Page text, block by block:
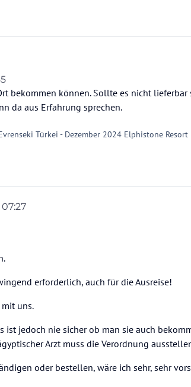
bekommen können. Sollte es nicht lieferbar
da aus Erfahrung sprechen.
Türkei - Dezember 2024 Elphistone Resort
07:27
erforderlich, auch für die Ausreise!
uns.
ist jedoch nie sicher ob man sie auch
Arzt muss die Verordnung
oder bestellen, wäre ich sehr, sehr